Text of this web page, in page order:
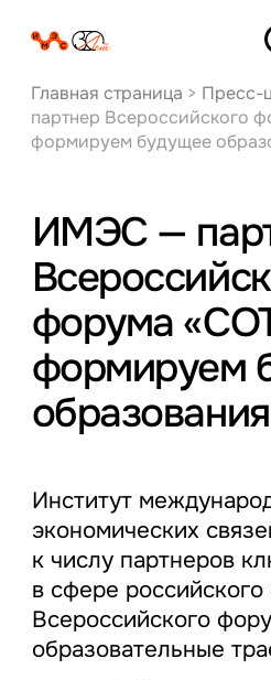
Главная страница > Пресс-
партнер Всероссийского
формируем будущее
ИМЭС —
форума
формируем
Институт
экономических
к числу партнеров
в сфере
Всероссийского
образовательные